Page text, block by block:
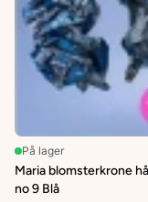
På lager
Maria blomsterkrone
no 9 Blå